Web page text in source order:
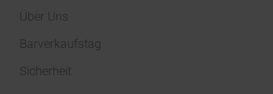
Über Uns
Barverkaufstag
Sicherheit